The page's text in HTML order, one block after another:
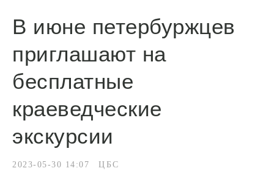
В июне петербуржцев
приглашают на
бесплатные
краеведческие
экскурсии
2023-05-30 14:07 ЦБС